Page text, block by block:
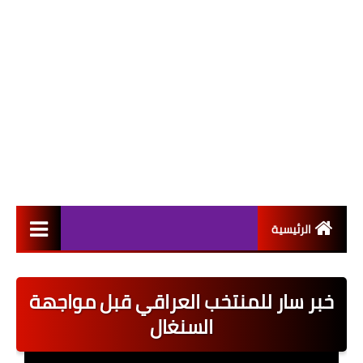
الرئيسية
اخبار القطاع العام
اخبار القطاع الخاص
خبر سار للمنتخب العراقي قبل مواجهة
السنغال